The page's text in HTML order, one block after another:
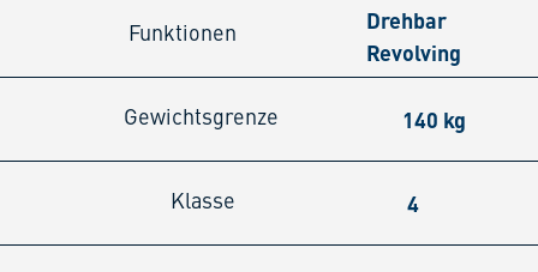
Funktionen
Drehbar
Revolving
Gewichtsgrenze 140 kg
Klasse 4